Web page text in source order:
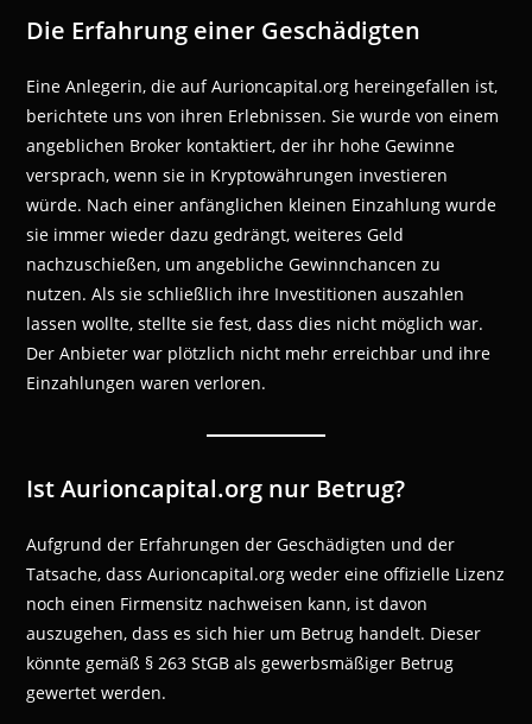
Die Erfahrung einer Geschädigten
Eine Anlegerin, die auf Aurioncapital.org hereingefallen ist,
berichtete uns von ihren Erlebnissen. Sie wurde von einem
angeblichen Broker kontaktiert, der ihr hohe Gewinne
versprach, wenn sie in Kryptowährungen investieren
würde. Nach einer anfänglichen kleinen Einzahlung wurde
sie immer wieder dazu gedrängt, weiteres Geld
nachzuschießen, um angebliche Gewinnchancen zu
nutzen. Als sie schließlich ihre Investitionen auszahlen
lassen wollte, stellte sie fest, dass dies nicht möglich war.
Der Anbieter war plötzlich nicht mehr erreichbar und ihre
Einzahlungen waren verloren.
Ist Aurioncapital.org nur Betrug?
Aufgrund der Erfahrungen der Geschädigten und der
Tatsache, dass Aurioncapital.org weder eine offizielle Lizenz
noch einen Firmensitz nachweisen kann, ist davon
auszugehen, dass es sich hier um Betrug handelt. Dieser
könnte gemäß § 263 StGB als gewerbsmäßiger Betrug
gewertet werden.